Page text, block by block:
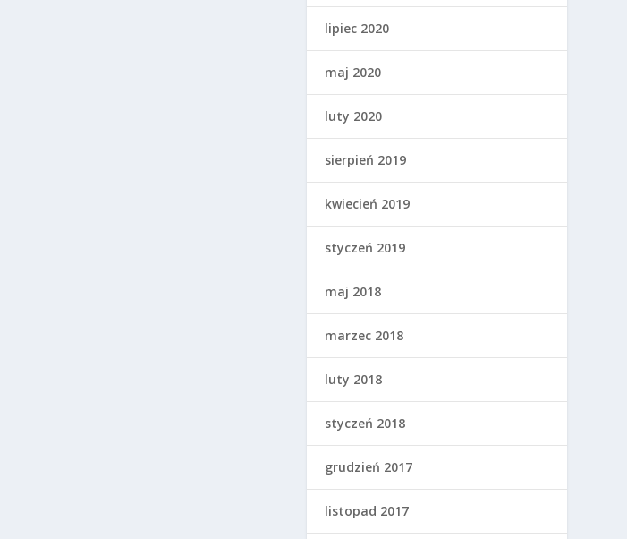
lipiec 2020
maj 2020
luty 2020
sierpień 2019
kwiecień 2019
styczeń 2019
maj 2018
marzec 2018
luty 2018
styczeń 2018
grudzień 2017
listopad 2017